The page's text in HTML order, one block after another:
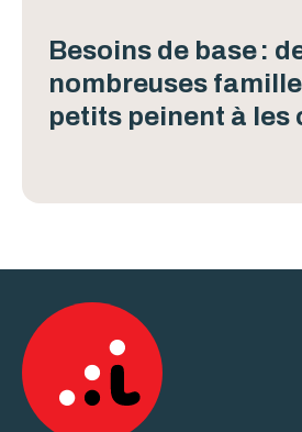
Besoins de base :
nombreuses
petits peinent à les